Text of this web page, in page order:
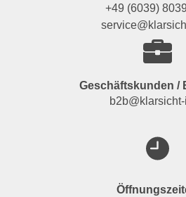
+49 (6039)
Geschäftskunden /